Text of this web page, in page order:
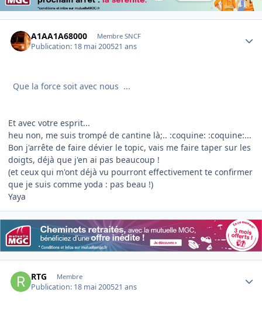
A1AA1A68000 Membre SNCF
Publication: 18 mai 200521 ans
Que la force soit avec nous ...
Et avec votre esprit...
heu non, me suis trompé de cantine là;.. :coquine: :coquine:...
Bon j'arrête de faire dévier le topic, vais me faire taper sur les
doigts, déjà que j'en ai pas beaucoup !
(et ceux qui m'ont déjà vu pourront effectivement te confirmer
que je suis comme yoda : pas beau !)
Yaya
RTG Membre
Publication: 18 mai 200521 ans